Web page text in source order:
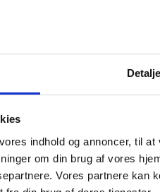
indhold og annoncer, til
om din brug af vores
Vores partnere kan